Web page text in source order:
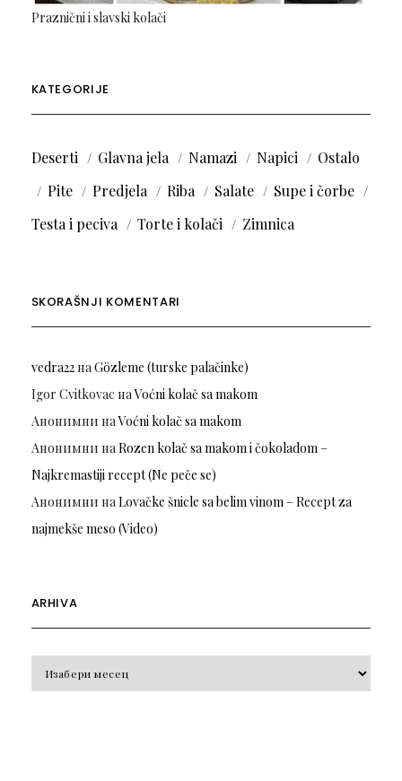
Praznični i slavski kolači
KATEGORIJE
Deserti Glavna jela Namazi Napici
Ostalo
Pite
Predjela Riba Salate
Supe i čorbe
Testa i peciva
Torte i kolači Zimnica
SKORAŠNJI KOMENTARI
vedra22наGözleme (turske palačinke)
Igor Cvitkovac наVoćni kolač sa makom
Анонимни наVoćni kolač sa makom
Анонимни наRozen kolač sa makom i čokoladom –
Najkremastiji recept (Ne peče se)
Анонимни наLovačke šnicle sa belim vinom – Recept za
najmekše meso (Video)
ARHIVA